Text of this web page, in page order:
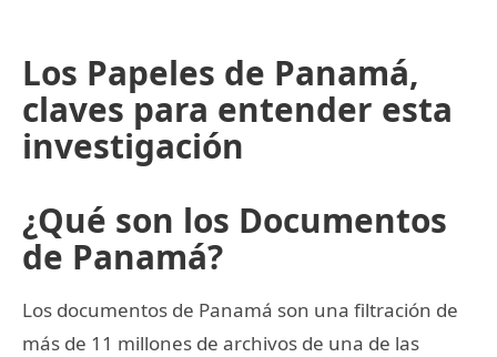
Los Papeles de Panamá,
claves para entender esta
investigación
¿Qué son los Documentos
de Panamá?
Los documentos de Panamá son una filtración de
más de 11 millones de archivos de una de las